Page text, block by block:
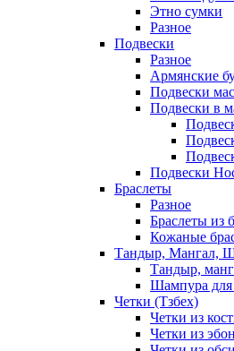
Этно сумки
Разное
Подвески
Разное
Армянские
Подвески
Подвески в
Подвески
Браслеты
Разное
Браслеты из
Кожаные
Тандыр, Мангал,
Тандыр,
Шампура
Четки (Тзбех)
Четки из
Четки из